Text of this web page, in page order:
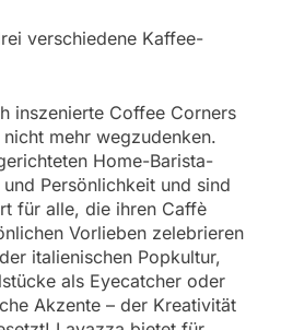
verschiedene Kaffee-
inszenierte Coffee Corners
mehr wegzudenken.
Home-Barista-
Persönlichkeit und sind
für alle, die ihren Caffè
Vorlieben zelebrieren
italienischen Popkultur,
als Eyecatcher oder
Akzente – der Kreativität